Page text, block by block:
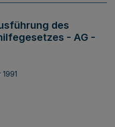
des
- AG -